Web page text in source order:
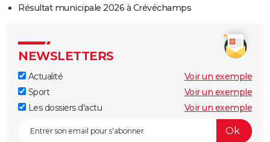
Résultat municipale 2026 à Crévéchamps
NEWSLETTERS
Actualité
Voir un exemple
Sport
Voir un exemple
Les dossiers d'actu
Voir un exemple